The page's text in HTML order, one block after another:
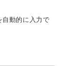
自動的に入力で